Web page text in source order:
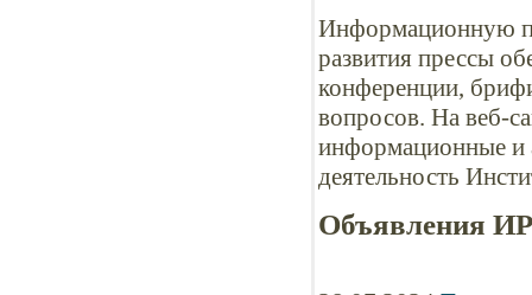
Информационную
развития прессы
конференции,
вопросов. На веб-
информационные и
деятельность
Объявления